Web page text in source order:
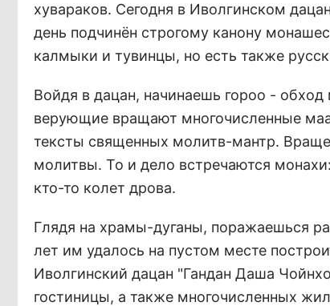
хувараков. Сегодня в Иволгинском
день подчинён строгому канону
калмыки и тувинцы, но есть также
Войдя в дацан, начинаешь гороо -
верующие вращают многочисленные
тексты священных молитв-мантр.
молитвы. То и дело встречаются
кто-то колет дрова.
Глядя на храмы-дуганы, поражаешься
лет им удалось на пустом месте
Иволгинский дацан "Гандан Даша
гостиницы, а также многочисленных